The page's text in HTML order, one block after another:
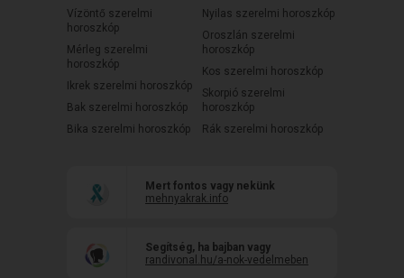
Vízöntő szerelmi
horoszkóp
Mérleg szerelmi
horoszkóp
Ikrek szerelmi horoszkóp
Bak szerelmi horoszkóp
Bika szerelmi horoszkóp
Nyilas szerelmi horoszkóp
Oroszlán szerelmi
horoszkóp
Kos szerelmi horoszkóp
Skorpió szerelmi
horoszkóp
Rák szerelmi horoszkóp
Mert fontos vagy nekünk
mehnyakrak.info
Segítség, ha bajban vagy
randivonal.hu/a-nok-vedelmeben